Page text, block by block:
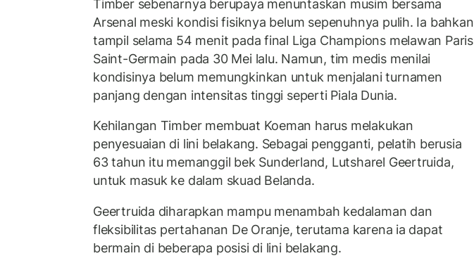
Timber sebenarnya berupaya menuntaskan musim bersama
Arsenal meski kondisi fisiknya belum sepenuhnya pulih. Ia bahkan
tampil selama 54 menit pada final Liga Champions melawan Paris
Saint-Germain pada 30 Mei lalu. Namun, tim medis menilai
kondisinya belum memungkinkan untuk menjalani turnamen
panjang dengan intensitas tinggi seperti Piala Dunia.
Kehilangan Timber membuat Koeman harus melakukan
penyesuaian di lini belakang. Sebagai pengganti, pelatih berusia
63 tahun itu memanggil bek Sunderland, Lutsharel Geertruida,
untuk masuk ke dalam skuad Belanda.
Geertruida diharapkan mampu menambah kedalaman dan
fleksibilitas pertahanan De Oranje, terutama karena ia dapat
bermain di beberapa posisi di lini belakang.